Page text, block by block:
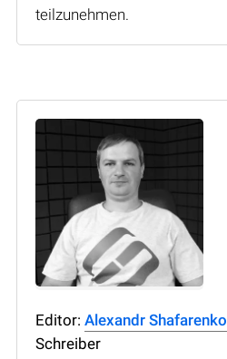
teilzunehmen.
Editor: Alexandr Shafarenko
Schreiber